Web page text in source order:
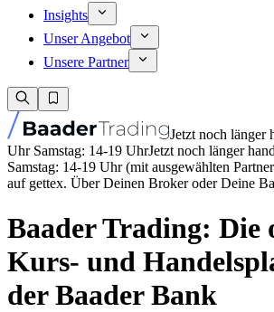
Insights
Unser Angebot
Unsere Partner
Jetzt noch länger
Uhr Samstag: 14-19 UhrJetzt noch länger
Samstag: 14-19 Uhr (mit ausgewählten
auf gettex. Über Deinen Broker oder Deine
Baader Trading: Die
Kurs- und
der Baader Bank